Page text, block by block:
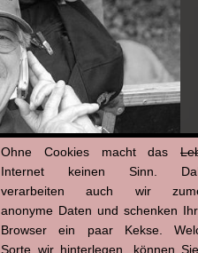
Ohne Cookies macht das
Internet keinen Sinn.
verarbeiten auch wir
anonyme Daten und schenken
Browser ein paar Kekse.
Sorte wir hinterlegen, können